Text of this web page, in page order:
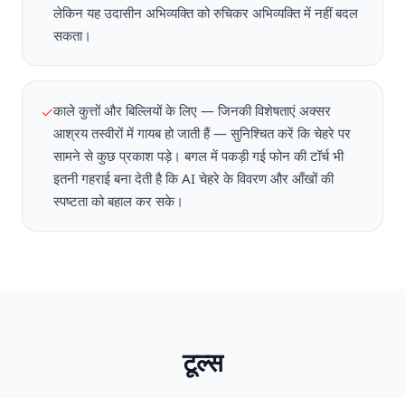
लेकिन यह उदासीन अभिव्यक्ति को रुचिकर अभिव्यक्ति में नहीं बदल
सकता।
✓काले कुत्तों और बिल्लियों के लिए — जिनकी विशेषताएं अक्सर
आश्रय तस्वीरों में गायब हो जाती हैं — सुनिश्चित करें कि चेहरे पर
सामने से कुछ प्रकाश पड़े। बगल में पकड़ी गई फोन की टॉर्च भी
इतनी गहराई बना देती है कि AI चेहरे के विवरण और आँखों की
स्पष्टता को बहाल कर सके।
टूल्स